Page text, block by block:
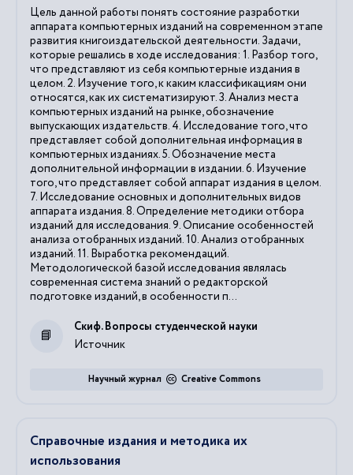
Цель данной работы понять состояние разработки
аппарата компьютерных изданий на современном этапе
развития книгоиздательской деятельности. Задачи,
которые решались в ходе исследования: 1. Разбор того,
что представляют из себя компьютерные издания в
целом. 2. Изучение того, к каким классификациям они
относятся, как их систематизируют. 3. Анализ места
компьютерных изданий на рынке, обозначение
выпускающих издательств. 4. Исследование того, что
представляет собой дополнительная информация в
компьютерных изданиях. 5. Обозначение места
дополнительной информации в издании. 6. Изучение
того, что представляет собой аппарат издания в целом.
7. Исследование основных и дополнительных видов
аппарата издания. 8. Определение методики отбора
изданий для исследования. 9. Описание особенностей
анализа отобранных изданий. 10. Анализ отобранных
изданий. 11. Выработка рекомендаций.
Методологической базой исследования являлась
современная система знаний о редакторской
подготовке изданий, в особенности п...
Источник
Скиф. Вопросы студенческой науки
Creative Commons
Научный журнал
Справочные издания и методика их
использования